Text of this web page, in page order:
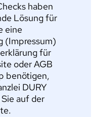
haben
Lösung für
eine
(Impressum)
für
oder AGB
benötigen,
DURY
auf der